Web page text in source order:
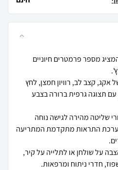
מספר פרמטרים חיוניים
קצב לב, רוויון חמצן, לחץ
עם תצוגה גרפית ברורה בצבע
שליטה מהירה לגישה נוחה
התראות מתקדמת המתריעה
על שולחן או לתלייה על קיר,